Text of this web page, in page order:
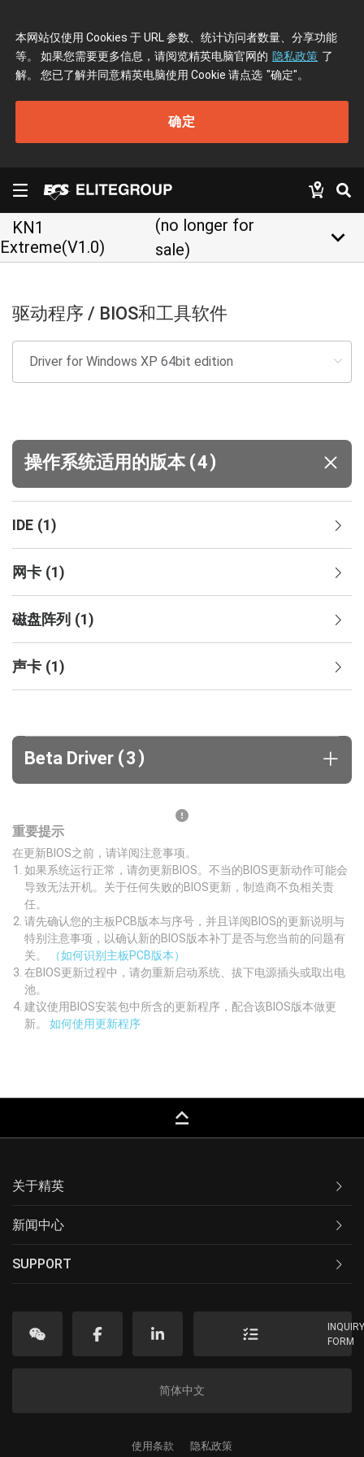
本网站仅使用 Cookies 于 URL 参数、统计访问者数量、分享功能
等。 如果您需要更多信息，请阅览精英电脑官网的 隐私政策 了
解。 您已了解并同意精英电脑使用 Cookie 请点选 "确定"。
确定
KN1
Extreme(V1.0)
(no longer for
sale)
keyboard_arrow_down
驱动程序 / BIOS和工具软件
操作系统适用的版本 (4)
IDE (1)
网卡 (1)
磁盘阵列 (1)
声卡 (1)
Beta Driver (3 )
重要提示
在更新BIOS之前，请详阅注意事项。
如果系统运行正常，请勿更新BIOS。不当的BIOS更新动作可能会
导致无法开机。关于任何失败的BIOS更新，制造商不负相关责
任。
请先确认您的主板PCB版本与序号，并且详阅BIOS的更新说明与
特别注意事项，以确认新的BIOS版本补丁是否与您当前的问题有
关。
（如何识别主板PCB版本）
在BIOS更新过程中，请勿重新启动系统、拔下电源插头或取出电
池。
建议使用BIOS安装包中所含的更新程序，配合该BIOS版本做更
新。 如何使用更新程序
keyboard_capslock
关于精英
新闻中心
SUPPORT
FORM
简体中文
使用条款 隐私政策